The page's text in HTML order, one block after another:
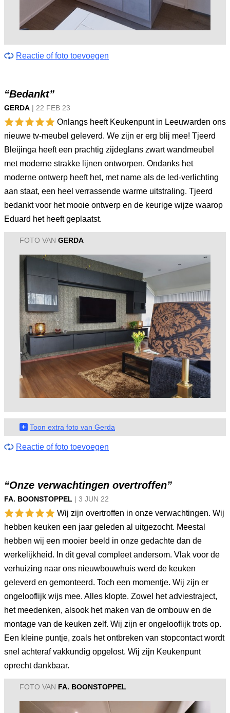
Reactie of foto toevoegen
“Bedankt”
GERDA | 22 FEB 23
Onlangs heeft Keukenpunt in Leeuwarden ons
nieuwe tv-meubel geleverd. We zijn er erg blij mee! Tjeerd
Bleijinga heeft een prachtig zijdeglans zwart wandmeubel
met moderne strakke lijnen ontworpen. Ondanks het
moderne ontwerp heeft het, met name als de led-verlichting
aan staat, een heel verrassende warme uitstraling. Tjeerd
bedankt voor het mooie ontwerp en de keurige wijze waarop
Eduard het heeft geplaatst.
FOTO VAN GERDA
+ Toon extra foto van Gerda
Reactie of foto toevoegen
“Onze verwachtingen overtroffen”
FA. BOONSTOPPEL | 3 JUN 22
Wij zijn overtroffen in onze verwachtingen. Wij
hebben keuken een jaar geleden al uitgezocht. Meestal
hebben wij een mooier beeld in onze gedachte dan de
werkelijkheid. In dit geval compleet andersom. Vlak voor de
verhuizing naar ons nieuwbouwhuis werd de keuken
geleverd en gemonteerd. Toch een momentje. Wij zijn er
ongelooflijk wijs mee. Alles klopte. Zowel het adviestraject,
het meedenken, alsook het maken van de ombouw en de
montage van de keuken zelf. Wij zijn er ongelooflijk trots op.
Een kleine puntje, zoals het ontbreken van stopcontact wordt
snel achteraf vakkundig opgelost. Wij zijn Keukenpunt
oprecht dankbaar.
FOTO VAN FA. BOONSTOPPEL